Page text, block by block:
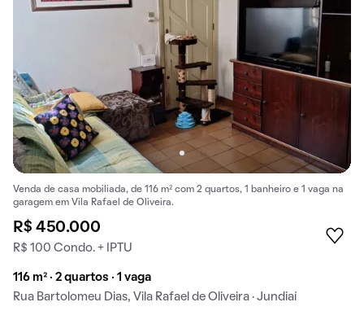
Venda de casa mobiliada, de 116 m² com 2 quartos, 1 banheiro e 1 vaga na
garagem em Vila Rafael de Oliveira.
R$ 450.000
R$ 100 Condo. + IPTU
116 m² · 2 quartos · 1 vaga
Rua Bartolomeu Dias, Vila Rafael de Oliveira · Jundiaí